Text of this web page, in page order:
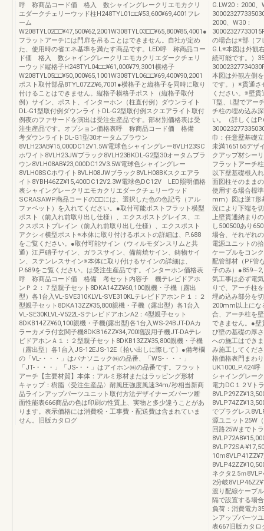
呼 称商品コード価 格入 数シャイングレークリエモカクリ
エダークチェリーウッド柱H248TYL01□□¥53,600¥69,4001フレ
ーム
W208TYL02□□¥47,500¥62,2001W308TYL03□□¥65,800¥85,4001●
フラットアーチには門扉を吊ることはできません。自社が定め
た、使用時の省エネ基準を満たす商品です。LED呼 称商品コー
ド価 格入 数シャイングレークリエモカクリエダークチェリ
ーウッド縦格子H248TYL04□□¥61,000¥79,3001横格子
W208TYL05□□¥50,000¥65,1001W308TYL06□□¥69,400¥90,2001
ポスト取付部品8TYL07ZZ¥6,7001●横格子と縦格子を同時に取り
付けることはできません。縦格子横格子ポスト（縦格子取付
例）サイン、ポスト、インターホン（柱直付例）ダウンライト
DL-G1型取付例ダウンライトDL-G2型取付例スクエアライト取付
例夜のファサードを演出は受注生産品です。部材別価格表は受
注生産品です。オプション価格表呼 称商品コード価 格備
考ダウンライトDL-G1型30オータムブラウン
8VLH23AB¥15,000DC12V1.5W電球色シャイングレー8VLH23SC
ホワイト8VLH23JWブラック8VLH23BKDL-G2型30オータムブラ
ウン8VLH08AB¥23,000DC12V3.5W電球色シャイングレー
8VLH08SCホワイト8VLH08JWブラック8VLH08BKスクエアラ
イト8YBH46ZZ¥15,400DC12V2.3W電球色DC12V LED照明価格
表シャイングレークリエモカクリエダークチェリーウッド
SCRASAWP商品コードの□□には、選択した色の色記号（アル
ファベット）を入れてください。●取付可能ポストフラット横型
ポスト（前入れ前取り出し仕様）、エクスポストグレイス、エ
クスポストプレイン（前入れ前取り出し仕様）、エクスポスト
アクシィ横型ポスト※本体に取り付けるポストの詳細は、P.688
をご覧ください。●取付可能サイン（ウィルモダンスリムと共
通）江戸硝子サイン、ガラスサイン、備前焼サイン、鋳物サイ
ン、ステンレスサイン※本体に取り付けるサインの詳細は、
P.689をご覧ください。は受注生産品です。インターホン価格表
呼 称商品コード価 格備 考セット内容子 機テレビドアホ
ンＰ２：７型親子セット8DKA14ZZ¥60,100親機・子機（露出
型）各1台入VL-SVE310KLVL-SVE310KLテレビドアホンＰ１：２
型親子セット8DKA13ZZ¥35,800親機・子機（露出型）各1台入
VL-SE30KLVL-V522L-SテレビドアホンA2：4型親子セット
8DKB14ZZ¥60,100親機・子機(露出型)各1台入WS-24BJT-DAカ
ラーカメラ付玄関子機8DKB16ZZ¥34,700増設用子機JT-DAテレ
ビドアホンＡ１：２型親子セット8DKB13ZZ¥35,800親機・子機
（露出型）各1台入JS-12EJS-12E〔拾い出しに際して〕●備考欄
の「VL-・・・」はパナソニック㈱の品番、「WS-・・・」
「JT-・・・」「JS-・・」はアイホン㈱の品番です。フラット
アーチ【主要材質】本体：アルミ形材またはラッピング形材
キャップ：樹脂〈受注生産品〉耐風圧強度風速34m/秒相当新商
品ラインアップパーツユニット取付方法デザイナーズパーツ断
面性能表666商品の色は印刷の性質上、実物と多少違うことがあ
ります。表示価格には消費税・工事費・配送費は含まれていま
せん。旧版カタログ
G.LW20：2000、
2000、W30：
の場合は※部（
G.L※本図は外観
続可能です。）
本図は外観左側
です。）※貫通さ
ください。※壁
T型、L型でアー
チ柱の埋め込み
い。（詳しくは
巾：任意壁基礎
未満165165デザ
クアップ材シー
フラットアーチ
以下壁基礎根入
面図柱そのまま
使用する場合標
mm）図は逆T形
況により下端を
上壁貫通納まり
し500500あり
場合、それぞれ
電源ユニットの
ケーブルをコン
配管部材（PF管
子のみ）
気工事は必ず電
りで、アーチ柱
埋め込み部分を
200mm以上にな
合、アーチ柱を
できません。●壁
び壁の基礎の厚
への施工はでき
み施工してくだ
格価格表門まわ
UK1000_P.424
シャイングレー
電力DC１２Vト
でプラグレス
源ユニット25W
回路25Wまでト
8VLP72SA-
ネクタ2.5ｍ
2分岐
渡り配線ケーブ
隔で設置する場
負荷：消費電力
ンアップパーツ
表667旧版カタロ